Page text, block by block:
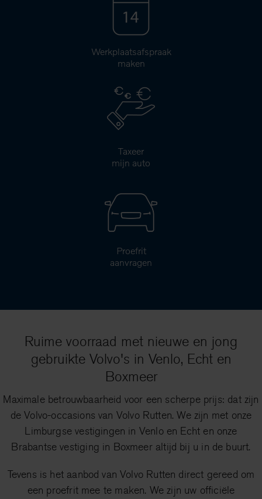
Werkplaatsafspraak
maken
Taxeer
mijn auto
Proefrit
aanvragen
Ruime voorraad met nieuwe en jong
gebruikte Volvo's in Venlo, Echt en
Boxmeer
Maximale betrouwbaarheid voor een scherpe prijs: dat zijn
de Volvo-occasions van Volvo Rutten. We zijn met onze
Limburgse vestigingen in Venlo en Echt en onze
Brabantse vestiging in Boxmeer altijd bij u in de buurt.
Tevens is het aanbod van Volvo Rutten direct gereed om
een proefrit mee te maken. We zijn uw officiële